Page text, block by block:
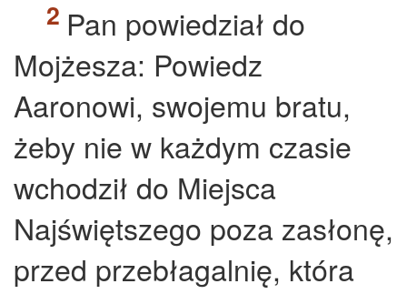
Pan powiedział do
Mojżesza: Powiedz
Aaronowi, swojemu bratu,
żeby nie w każdym czasie
wchodził do Miejsca
Najświętszego poza zasłonę,
przed przebłagalnię, która